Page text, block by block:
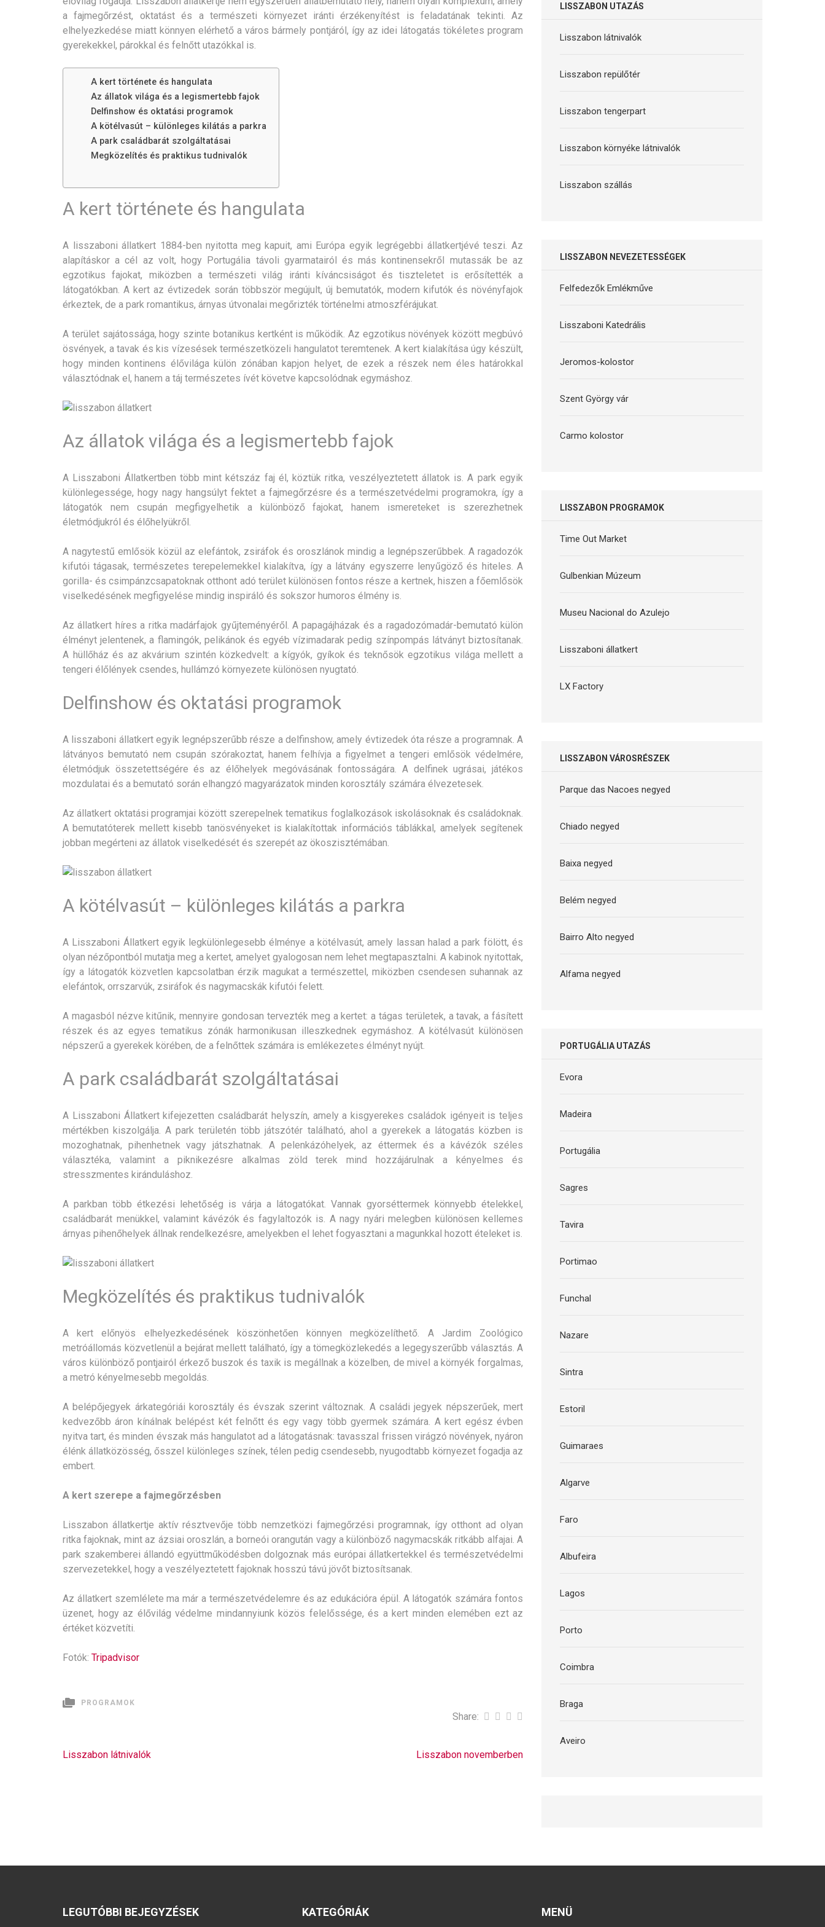
a fajmegőrzést, oktatást és a természeti környezet iránti érzékenyítést is feladatának tekinti. Az
elhelyezkedése miatt könnyen elérhető a város bármely pontjáról, így az idei látogatás tökéletes program
gyerekekkel, párokkal és felnőtt utazókkal is.
A kert története és hangulata
Az állatok világa és a legismertebb fajok
Delfinshow és oktatási programok
A kötélvasút – különleges kilátás a parkra
A park családbarát szolgáltatásai
Megközelítés és praktikus tudnivalók
A kert története és hangulata
A lisszaboni állatkert 1884-ben nyitotta meg kapuit, ami Európa egyik legrégebbi állatkertjévé teszi. Az
alapításkor a cél az volt, hogy Portugália távoli gyarmatairól és más kontinensekről mutassák be az
egzotikus fajokat, miközben a természeti világ iránti kíváncsiságot és tiszteletet is erősítették a
látogatókban. A kert az évtizedek során többször megújult, új bemutatók, modern kifutók és növényfajok
érkeztek, de a park romantikus, árnyas útvonalai megőrizték történelmi atmoszférájukat.
A terület sajátossága, hogy szinte botanikus kertként is működik. Az egzotikus növények között megbúvó
ösvények, a tavak és kis vízesések természetközeli hangulatot teremtenek. A kert kialakítása úgy készült,
hogy minden kontinens élővilága külön zónában kapjon helyet, de ezek a részek nem éles határokkal
választódnak el, hanem a táj természetes ívét követve kapcsolódnak egymáshoz.
Az állatok világa és a legismertebb fajok
A Lisszaboni Állatkertben több mint kétszáz faj él, köztük ritka, veszélyeztetett állatok is. A park egyik
különlegessége, hogy nagy hangsúlyt fektet a fajmegőrzésre és a természetvédelmi programokra, így a
látogatók nem csupán megfigyelhetik a különböző fajokat, hanem ismereteket is szerezhetnek
életmódjukról és élőhelyükről.
A nagytestű emlősök közül az elefántok, zsiráfok és oroszlánok mindig a legnépszerűbbek. A ragadozók
kifutói tágasak, természetes terepelemekkel kialakítva, így a látvány egyszerre lenyűgöző és hiteles. A
gorilla- és csimpánzcsapatoknak otthont adó terület különösen fontos része a kertnek, hiszen a főemlősök
viselkedésének megfigyelése mindig inspiráló és sokszor humoros élmény is.
Az állatkert híres a ritka madárfajok gyűjteményéről. A papagájházak és a ragadozómadár-bemutató külön
élményt jelentenek, a flamingók, pelikánok és egyéb vízimadarak pedig színpompás látványt biztosítanak.
A hüllőház és az akvárium szintén közkedvelt: a kígyók, gyíkok és teknősök egzotikus világa mellett a
tengeri élőlények csendes, hullámzó környezete különösen nyugtató.
Delfinshow és oktatási programok
A lisszaboni állatkert egyik legnépszerűbb része a delfinshow, amely évtizedek óta része a programnak. A
látványos bemutató nem csupán szórakoztat, hanem felhívja a figyelmet a tengeri emlősök védelmére,
életmódjuk összetettségére és az élőhelyek megóvásának fontosságára. A delfinek ugrásai, játékos
mozdulatai és a bemutató során elhangzó magyarázatok minden korosztály számára élvezetesek.
Az állatkert oktatási programjai között szerepelnek tematikus foglalkozások iskolásoknak és családoknak.
A bemutatóterek mellett kisebb tanösvényeket is kialakítottak információs táblákkal, amelyek segítenek
jobban megérteni az állatok viselkedését és szerepét az ökoszisztémában.
A kötélvasút – különleges kilátás a parkra
A Lisszaboni Állatkert egyik legkülönlegesebb élménye a kötélvasút, amely lassan halad a park fölött, és
olyan nézőpontból mutatja meg a kertet, amelyet gyalogosan nem lehet megtapasztalni. A kabinok nyitottak,
így a látogatók közvetlen kapcsolatban érzik magukat a természettel, miközben csendesen suhannak az
elefántok, orrszarvúk, zsiráfok és nagymacskák kifutói felett.
A magasból nézve kitűnik, mennyire gondosan tervezték meg a kertet: a tágas területek, a tavak, a fásített
részek és az egyes tematikus zónák harmonikusan illeszkednek egymáshoz. A kötélvasút különösen
népszerű a gyerekek körében, de a felnőttek számára is emlékezetes élményt nyújt.
A park családbarát szolgáltatásai
A Lisszaboni Állatkert kifejezetten családbarát helyszín, amely a kisgyerekes családok igényeit is teljes
mértékben kiszolgálja. A park területén több játszótér található, ahol a gyerekek a látogatás közben is
mozoghatnak, pihenhetnek vagy játszhatnak. A pelenkázóhelyek, az éttermek és a kávézók széles
választéka, valamint a piknikezésre alkalmas zöld terek mind hozzájárulnak a kényelmes és
stresszmentes kiránduláshoz.
A parkban több étkezési lehetőség is várja a látogatókat. Vannak gyorséttermek könnyebb ételekkel,
családbarát menükkel, valamint kávézók és fagylaltozók is. A nagy nyári melegben különösen kellemes
árnyas pihenőhelyek állnak rendelkezésre, amelyekben el lehet fogyasztani a magunkkal hozott ételeket is.
Megközelítés és praktikus tudnivalók
A kert előnyös elhelyezkedésének köszönhetően könnyen megközelíthető. A Jardim Zoológico
metróállomás közvetlenül a bejárat mellett található, így a tömegközlekedés a legegyszerűbb választás. A
város különböző pontjairól érkező buszok és taxik is megállnak a közelben, de mivel a környék forgalmas,
a metró kényelmesebb megoldás.
A belépőjegyek árkategóriái korosztály és évszak szerint változnak. A családi jegyek népszerűek, mert
kedvezőbb áron kínálnak belépést két felnőtt és egy vagy több gyermek számára. A kert egész évben
nyitva tart, és minden évszak más hangulatot ad a látogatásnak: tavasszal frissen virágzó növények, nyáron
élénk állatközösség, ősszel különleges színek, télen pedig csendesebb, nyugodtabb környezet fogadja az
embert.
A kert szerepe a fajmegőrzésben
Lisszabon állatkertje aktív résztvevője több nemzetközi fajmegőrzési programnak, így otthont ad olyan
ritka fajoknak, mint az ázsiai oroszlán, a borneói orangután vagy a különböző nagymacskák ritkább alfajai. A
park szakemberei állandó együttműködésben dolgoznak más európai állatkertekkel és természetvédelmi
szervezetekkel, hogy a veszélyeztetett fajoknak hosszú távú jövőt biztosítsanak.
Az állatkert szemlélete ma már a természetvédelemre és az edukációra épül. A látogatók számára fontos
üzenet, hogy az élővilág védelme mindannyiunk közös felelőssége, és a kert minden elemében ezt az
értéket közvetíti.
Fotók: Tripadvisor
PROGRAMOK
Share:
Bejegyzés
Lisszabon látnivalók Lisszabon novemberben
LISSZABON UTAZÁS
Lisszabon látnivalók
Lisszabon repülőtér
Lisszabon tengerpart
Lisszabon környéke látnivalók
Lisszabon szállás
LISSZABON NEVEZETESSÉGEK
Felfedezők Emlékműve
Lisszaboni Katedrális
Jeromos-kolostor
Szent György vár
Carmo kolostor
LISSZABON PROGRAMOK
Time Out Market
Gulbenkian Múzeum
Museu Nacional do Azulejo
Lisszaboni állatkert
LX Factory
LISSZABON VÁROSRÉSZEK
Parque das Nacoes negyed
Chiado negyed
Baixa negyed
Belém negyed
Bairro Alto negyed
Alfama negyed
PORTUGÁLIA UTAZÁS
Evora
Madeira
Portugália
Sagres
Tavira
Portimao
Funchal
Nazare
Sintra
Estoril
Guimaraes
Algarve
Faro
Albufeira
Lagos
Porto
Coimbra
Braga
Aveiro
LEGUTÓBBI BEJEGYZÉSEK KATEGÓRIÁK MENÜ